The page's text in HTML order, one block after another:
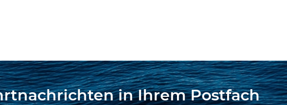
in Ihrem Postfach